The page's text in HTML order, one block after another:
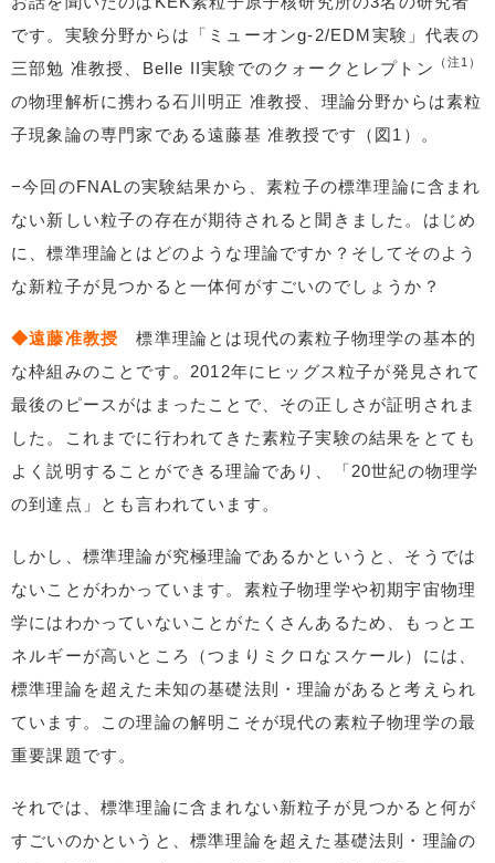
です。実験分野からは「ミューオンg-2/EDM実験」代表の
三部勉 准教授、Belle II実験でのクォークとレプトン
（注1）
の物理解析に携わる石川明正 准教授、理論分野からは素粒
子現象論の専門家である遠藤基 准教授です（図1）。
−今回のFNALの実験結果から、素粒子の標準理論に含まれ
ない新しい粒子の存在が期待されると聞きました。はじめ
に、標準理論とはどのような理論ですか？そしてそのよう
な新粒子が見つかると一体何がすごいのでしょうか？
◆遠藤准教授 標準理論とは現代の素粒子物理学の基本的
な枠組みのことです。2012年にヒッグス粒子が発見されて
最後のピースがはまったことで、その正しさが証明されま
した。これまでに行われてきた素粒子実験の結果をとても
よく説明することができる理論であり、「20世紀の物理学
の到達点」とも言われています。
しかし、標準理論が究極理論であるかというと、そうでは
ないことがわかっています。素粒子物理学や初期宇宙物理
学にはわかっていないことがたくさんあるため、もっとエ
ネルギーが高いところ（つまりミクロなスケール）には、
標準理論を超えた未知の基礎法則・理論があると考えられ
ています。この理論の解明こそが現代の素粒子物理学の最
重要課題です。
それでは、標準理論に含まれない新粒子が見つかると何が
すごいのかというと、標準理論を超えた基礎法則・理論の